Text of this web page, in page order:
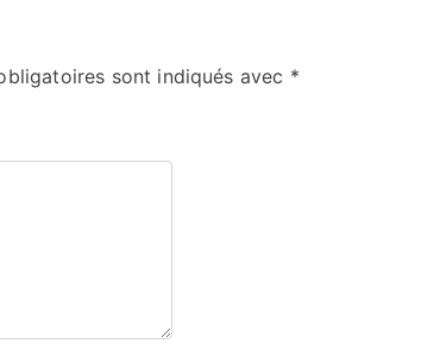
sont indiqués avec *